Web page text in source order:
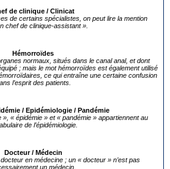
de clinique / Clinicat
de certains spécialistes, on peut lire la mention
chef de clinique-assistant ».
Hémorroïdes
normaux, situés dans le canal anal, et dont
; mais le mot hémorroïdes est également utilisé
ce qui entraîne une certaine confusion
l’esprit des patients.
/ Epidémiologie / Pandémie
« épidémie » et « pandémie » appartiennent au
de l’épidémiologie.
Docteur / Médecin
en médecine ; un « docteur » n’est pas
un médecin.